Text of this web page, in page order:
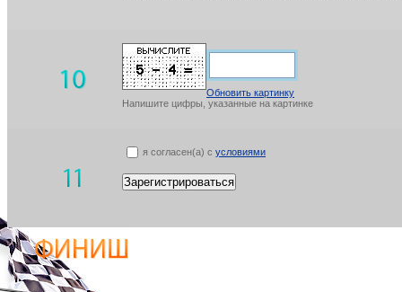
Обновить картинку
Напишите цифры, указанные на картинке
я согласен(а) с условиями
Зарегистрироваться